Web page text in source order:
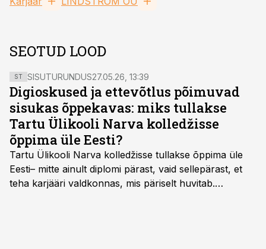
SEOTUD LOOD
ST SISUTURUNDUS27.05.26, 13:39
Digioskused ja ettevõtlus põimuvad
sisukas õppekavas: miks tullakse
Tartu Ülikooli Narva kolledžisse
õppima üle Eesti?
Tartu Ülikooli Narva kolledžisse tullakse õppima üle
Eesti– mitte ainult diplomi pärast, vaid sellepärast, et
teha karjääri valdkonnas, mis päriselt huvitab.